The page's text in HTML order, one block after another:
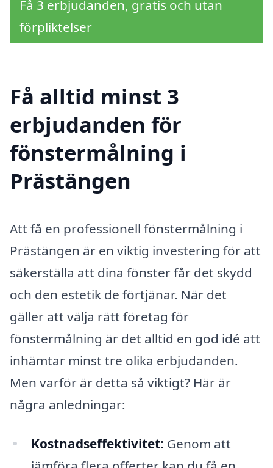
Få 3 erbjudanden, gratis och utan
förpliktelser
Få alltid minst 3
erbjudanden för
fönstermålning i
Prästängen
Att få en professionell fönstermålning i
Prästängen är en viktig investering för att
säkerställa att dina fönster får det skydd
och den estetik de förtjänar. När det
gäller att välja rätt företag för
fönstermålning är det alltid en god idé att
inhämtar minst tre olika erbjudanden.
Men varför är detta så viktigt? Här är
några anledningar:
Kostnadseffektivitet: Genom att